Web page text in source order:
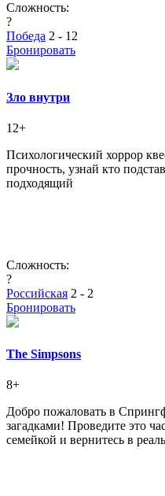
Сложность:
?
Победа 2 - 12
Бронировать
Зло внутри
12+
Психологический хоррор
прочность, узнай кто
подходящий
Сложность:
?
Российская 2 - 2
Бронировать
The Simpsons
8+
Добро пожаловать в
загадками! Проведите это
семейкой и вернитесь в